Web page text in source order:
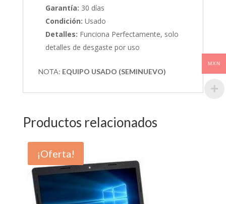
Garantía: 30 días
Condición: Usado
Detalles: Funciona Perfectamente, solo
detalles de desgaste por uso
NOTA: EQUIPO USADO (SEMINUEVO)
Productos relacionados
¡Oferta!
MXN